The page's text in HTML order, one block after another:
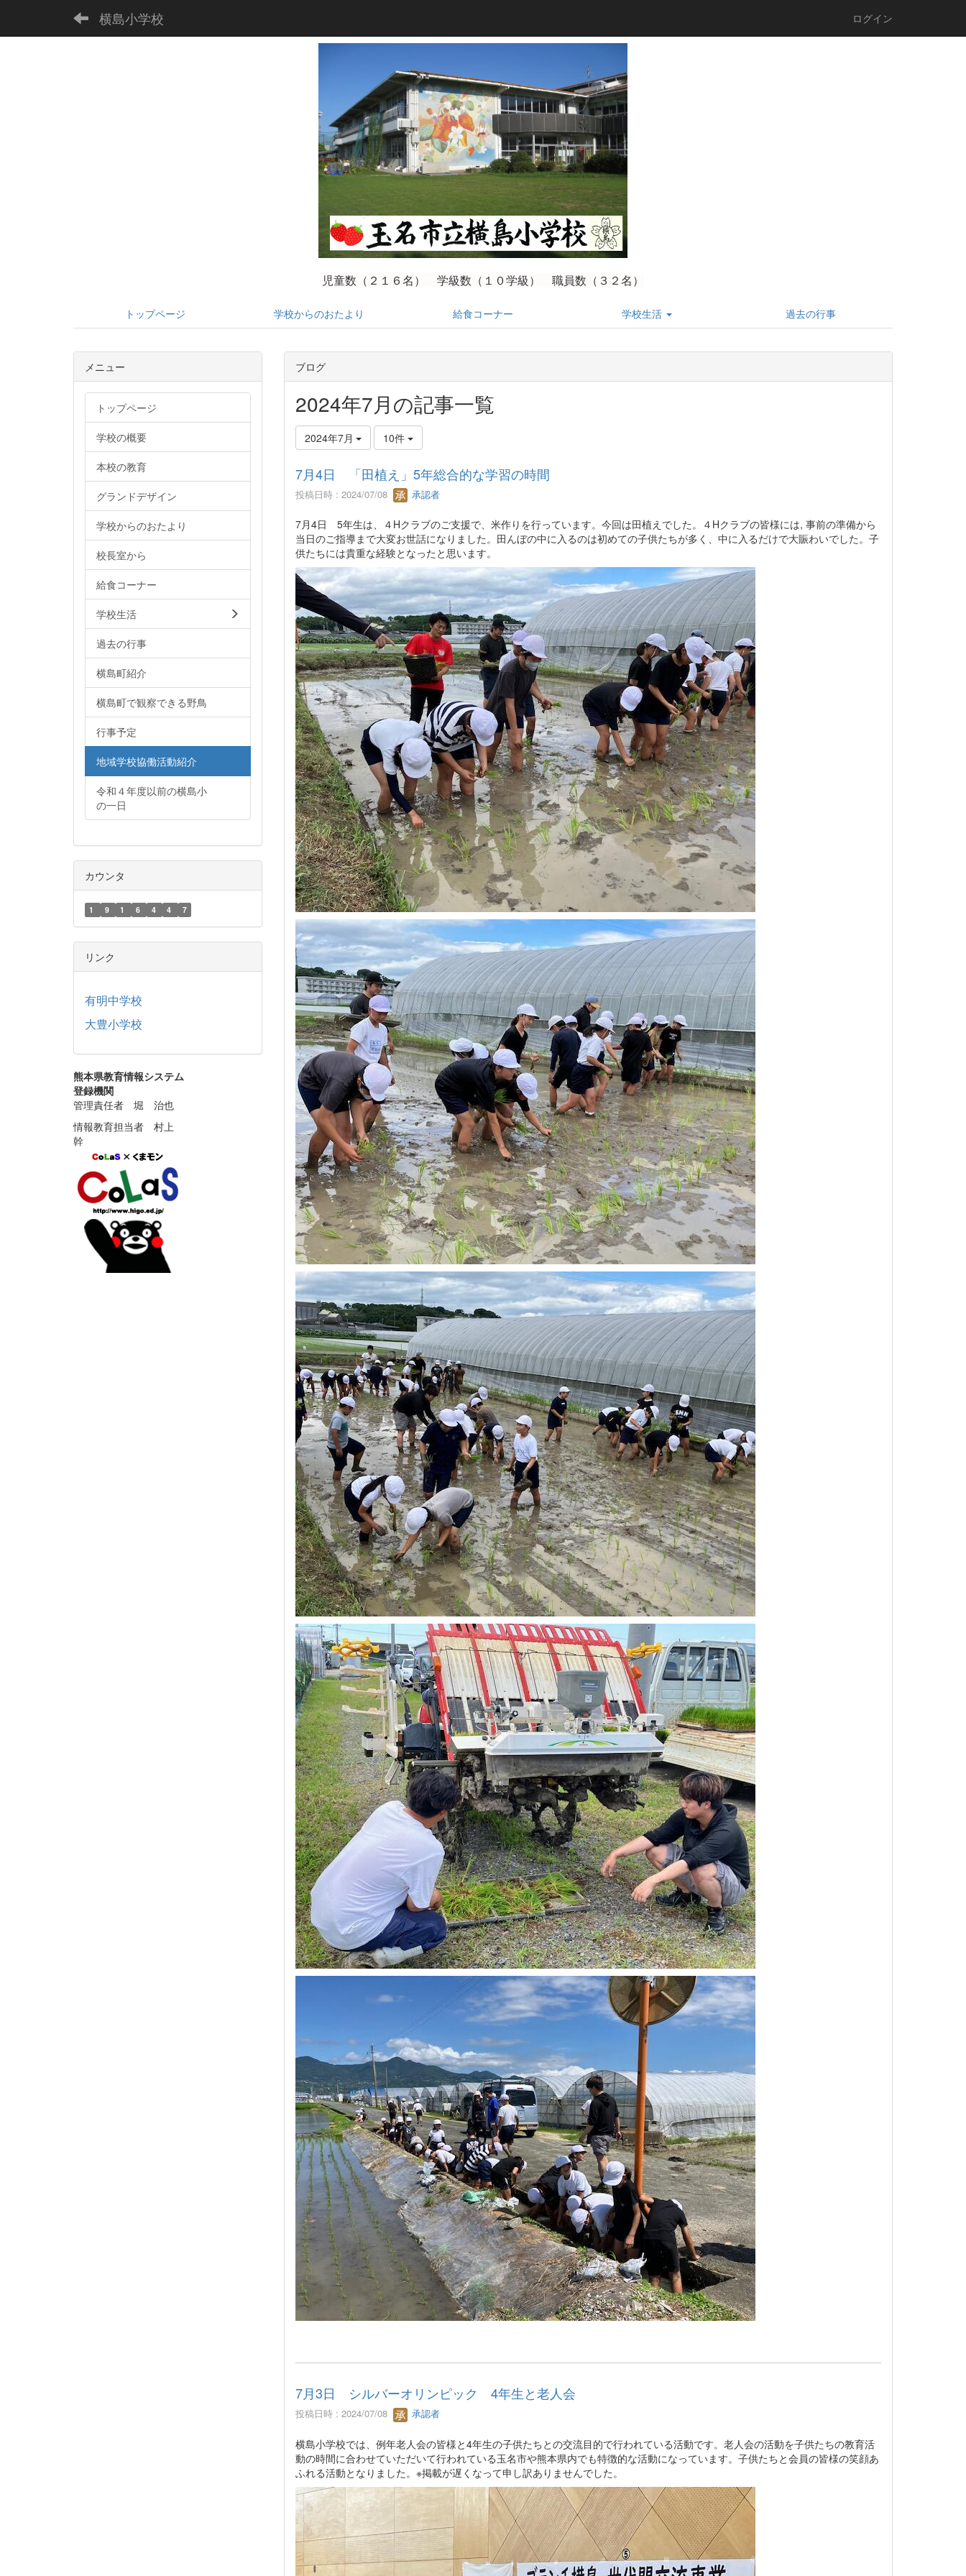
横島小学校 ログイン
児童数（２１６名） 学級数（１０学級） 職員数（３２名）
トップページ 学校からのおたより 給食コーナー 学校生活 過去の行事
ブログ
2024年7月の記事一覧
2024年7月 10件
7月4日 「田植え」5年総合的な学習の時間
投稿日時 : 2024/07/08 承認者
7月4日 5年生は、４Hクラブのご支援で、米作りを行っています。今回は田植えでした。４Hクラブの皆様には, 事前の準備から
当日のご指導まで大変お世話になりました。田んぼの中に入るのは初めての子供たちが多く、中に入るだけで大賑わいでした。子
供たちには貴重な経験となったと思います。
7月3日 シルバーオリンピック 4年生と老人会
投稿日時 : 2024/07/08 承認者
横島小学校では、例年老人会の皆様と4年生の子供たちとの交流目的で行われている活動です。老人会の活動を子供たちの教育活
動の時間に合わせていただいて行われている玉名市や熊本県内でも特徴的な活動になっています。子供たちと会員の皆様の笑顔あ
ふれる活動となりました。※掲載が遅くなって申し訳ありませんでした。
メニュー
トップページ
学校の概要
本校の教育
グランドデザイン
学校からのおたより
校長室から
給食コーナー
学校生活
過去の行事
横島町紹介
横島町で観察できる野鳥
行事予定
地域学校協働活動紹介
令和４年度以前の横島小
の一日
カウンタ
1 9 1 6 4 4 7
リンク
有明中学校
大豊小学校
熊本県教育情報システム
登録機関
管理責任者 堀 治也
情報教育担当者 村上
幹